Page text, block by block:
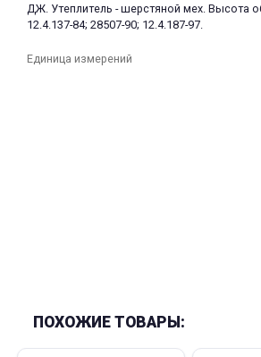
ДЖ. Утеплитель - шерстяной мех. Высота
12.4.137-84; 28507-90; 12.4.187-97.
Единица измерений
ПОХОЖИЕ ТОВАРЫ: